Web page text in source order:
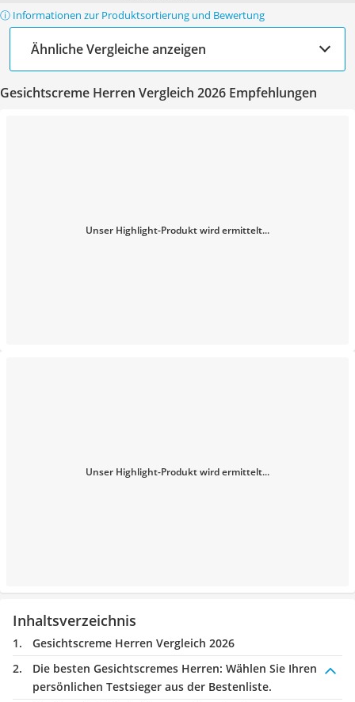
ⓘ Informationen zur Produktsortierung und Bewertung
Ähnliche Vergleiche anzeigen
Gesichtscreme Herren Vergleich 2026 Empfehlungen
Unser Highlight-Produkt wird ermittelt...
Unser Highlight-Produkt wird ermittelt...
Inhaltsverzeichnis
Gesichtscreme Herren Vergleich 2026
Die besten Gesichtscremes Herren: Wählen Sie Ihren
persönlichen Testsieger aus der Bestenliste.